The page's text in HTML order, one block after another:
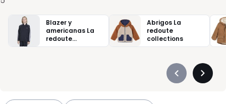
Blazer y
americanas La
redoute
collections
Abrigos La
redoute
collections
Précédent